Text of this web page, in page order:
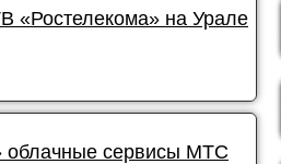
«Ростелекома» на Урале
облачные сервисы МТС